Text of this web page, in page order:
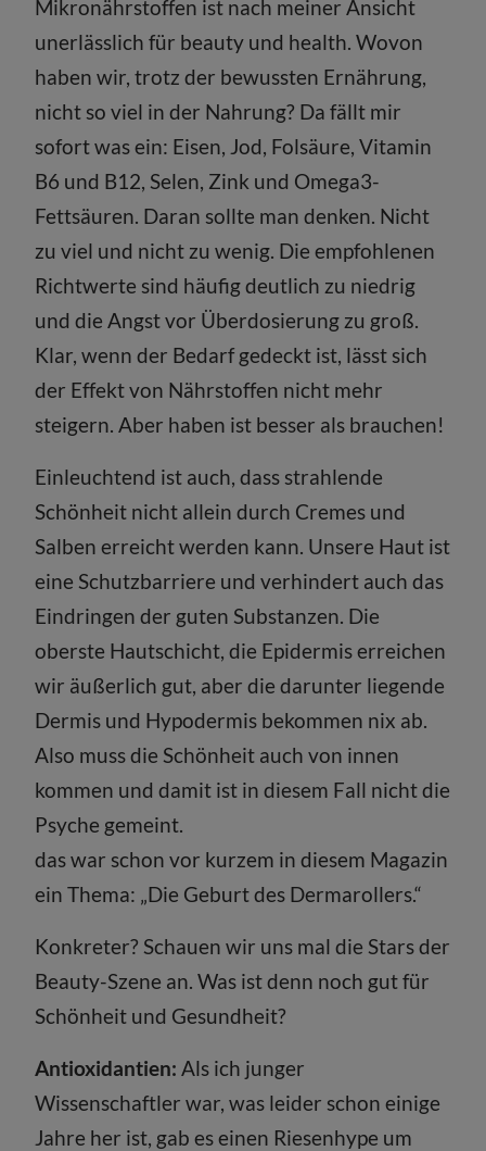
Mikronährstoffen ist nach meiner Ansicht
unerlässlich für beauty und health. Wovon
haben wir, trotz der bewussten Ernährung,
nicht so viel in der Nahrung? Da fällt mir
sofort was ein: Eisen, Jod, Folsäure, Vitamin
B6 und B12, Selen, Zink und Omega3-
Fettsäuren. Daran sollte man denken. Nicht
zu viel und nicht zu wenig. Die empfohlenen
Richtwerte sind häufig deutlich zu niedrig
und die Angst vor Überdosierung zu groß.
Klar, wenn der Bedarf gedeckt ist, lässt sich
der Effekt von Nährstoffen nicht mehr
steigern. Aber haben ist besser als brauchen!
Einleuchtend ist auch, dass strahlende
Schönheit nicht allein durch Cremes und
Salben erreicht werden kann. Unsere Haut ist
eine Schutzbarriere und verhindert auch das
Eindringen der guten Substanzen. Die
oberste Hautschicht, die Epidermis erreichen
wir äußerlich gut, aber die darunter liegende
Dermis und Hypodermis bekommen nix ab.
Also muss die Schönheit auch von innen
kommen und damit ist in diesem Fall nicht die
Psyche gemeint.
das war schon vor kurzem in diesem Magazin
ein Thema: „Die Geburt des Dermarollers.“
Konkreter? Schauen wir uns mal die Stars der
Beauty-Szene an. Was ist denn noch gut für
Schönheit und Gesundheit?
Antioxidantien: Als ich junger
Wissenschaftler war, was leider schon einige
Jahre her ist, gab es einen Riesenhype um